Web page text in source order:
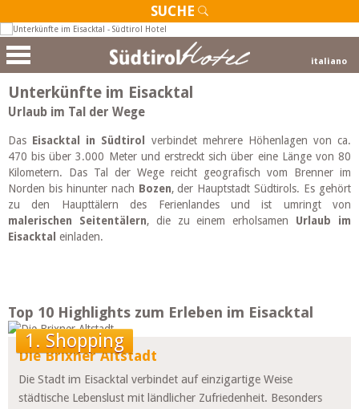
SUCHE
italiano
Unterkünfte im Eisacktal
Urlaub im Tal der Wege
Das Eisacktal in Südtirol
verbindet mehrere Höhenlagen von ca.
470 bis über 3.000 Meter und erstreckt sich über eine Länge von 80
Kilometern. Das Tal der Wege reicht geografisch vom Brenner im
Norden bis hinunter nach Bozen, der Hauptstadt Südtirols. Es gehört
zu den Haupttälern des Ferienlandes und ist umringt von
malerischen Seitentälern, die zu einem erholsamen Urlaub im
Eisacktal einladen.
Top 10 Highlights zum Erleben im Eisacktal
1. Shopping
Die Brixner Altstadt
Die Stadt im Eisacktal verbindet auf einzigartige Weise
städtische Lebenslust mit ländlicher Zufriedenheit. Besonders